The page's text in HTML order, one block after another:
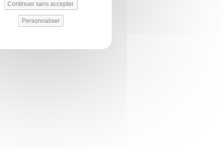
Continuer sans accepter
Personnaliser